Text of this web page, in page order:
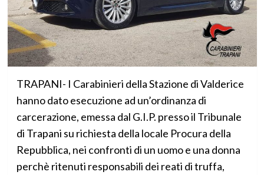
TRAPANI- I Carabinieri della Stazione di Valderice
hanno dato esecuzione ad un’ordinanza di
carcerazione, emessa dal G.I.P. presso il Tribunale
di Trapani su richiesta della locale Procura della
Repubblica, nei confronti di un uomo e una donna
perchè ritenuti responsabili dei reati di truffa,